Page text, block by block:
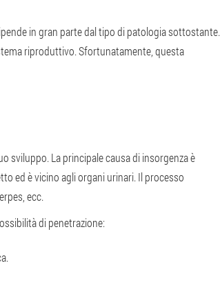
in gran parte dal tipo di patologia sottostante.
riproduttivo. Sfortunatamente, questa
sviluppo. La principale causa di insorgenza è
ed è vicino agli organi urinari. Il processo
ecc.
di penetrazione: